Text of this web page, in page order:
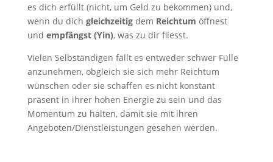
es dich erfüllt (nicht, um Geld zu bekommen) und,
wenn du dich gleichzeitig dem Reichtum öffnest
und empfängst (Yin), was zu dir fliesst.
Vielen Selbständigen fällt es entweder schwer Fülle
anzunehmen, obgleich sie sich mehr Reichtum
wünschen oder sie schaffen es nicht konstant
präsent in ihrer hohen Energie zu sein und das
Momentum zu halten, damit sie mit ihren
Angeboten/Dienstleistungen gesehen werden.